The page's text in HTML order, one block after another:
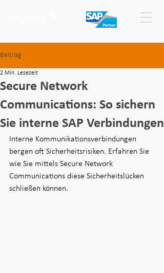
Beitrag
Secure Network
Communications: So sichern
Sie interne SAP Verbindungen
2 Min. Lesezeit
Interne Kommunikationsverbindungen
bergen oft Sicherheitsrisiken. Erfahren Sie
wie Sie mittels Secure Network
Communications diese Sicherheitslücken
schließen können.